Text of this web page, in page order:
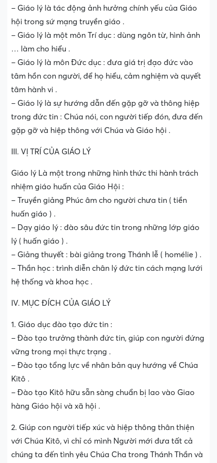
– Giáo lý là tác động ảnh hưởng chính yếu của Giáo
hội trong sứ mạng truyền giáo .
– Giáo lý là một môn Trí dục : dùng ngôn từ, hình ảnh
… làm cho hiểu .
– Giáo lý là môn Đức dục : đưa giá trị đạo đức vào
tâm hồn con người, để họ hiểu, cảm nghiệm và quyết
tâm hành vi .
– Giáo lý là sự hướng dẫn đến gặp gỡ và thông hiệp
trong đức tin : Chúa nói, con người tiếp đón, đưa đến
gặp gỡ và hiệp thông với Chúa và Giáo hội .
III. VỊ TRÍ CỦA GIÁO LÝ
Giáo lý Là một trong những hình thức thi hành trách
nhiệm giáo huấn của Giáo Hội :
– Truyền giảng Phúc âm cho người chưa tin ( tiền
huấn giáo ) .
– Dạy giáo lý : đào sâu đức tin trong những lớp giáo
lý ( huấn giáo ) .
– Giảng thuyết : bài giảng trong Thánh lễ ( homélie ) .
– Thần học : trình diễn chân lý đức tin cách mạng lưới
hệ thống và khoa học .
IV. MỤC ĐÍCH CỦA GIÁO LÝ
1. Giáo dục đào tạo đức tin :
– Đào tạo trưởng thành đức tin, giúp con người đứng
vững trong mọi thực trạng .
– Đào tạo tổng lực về nhân bản quy hướng về Chúa
Kitô .
– Đào tạo Kitô hữu sẵn sàng chuẩn bị lao vào Giao
hàng Giáo hội và xã hội .
2. Giúp con người tiếp xúc và hiệp thông thân thiện
với Chúa Kitô, vì chỉ có mình Người mới đưa tất cả
chúng ta đến tình yêu Chúa Cha trong Thánh Thần và